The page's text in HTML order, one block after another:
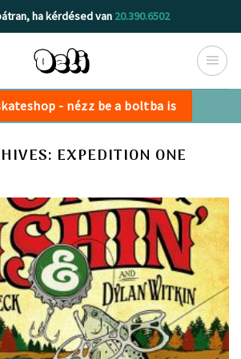
ha kérdésed van 20.390.6502
- nézz be a boltba is
EXPEDITION ONE